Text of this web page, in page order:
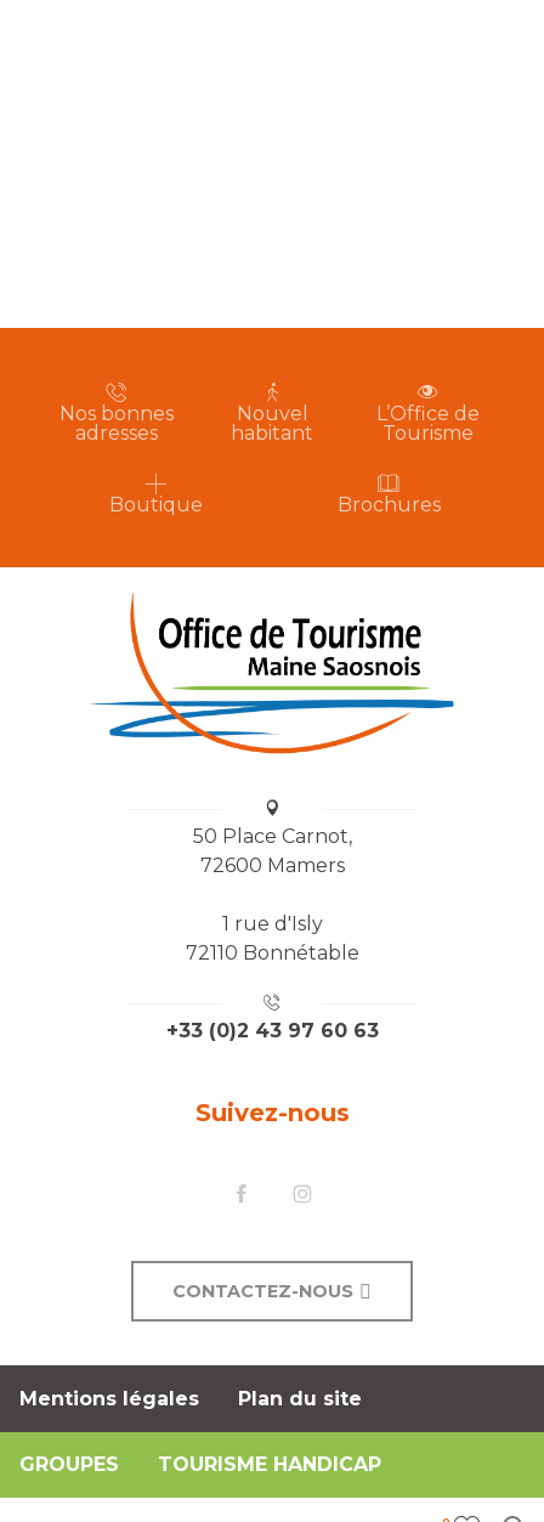
Nos bonnes
adresses
Nouvel
habitant
L’Office de
Tourisme
Boutique Brochures
50 Place Carnot,
72600 Mamers
1 rue d'Isly
72110 Bonnétable
+33 (0)2 43 97 60 63
Suivez-nous
CONTACTEZ-NOUS
Mentions légales Plan du site
GROUPES TOURISME HANDICAP